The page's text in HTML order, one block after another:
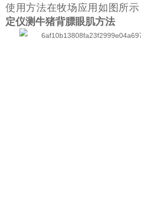
使用方法在牧场应用如图所示
定仪测牛猪背膘眼肌方法